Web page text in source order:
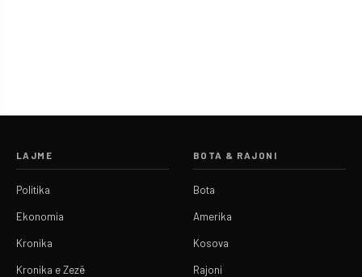
LAJME
Politika
Ekonomia
Kronika
Kronika e Zezë
BOTA & RAJONI
Bota
Amerika
Kosova
Rajoni